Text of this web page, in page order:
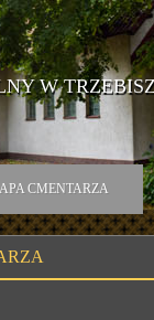
W
CMENTARZA